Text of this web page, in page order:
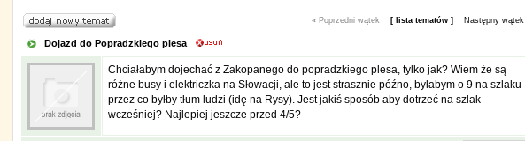
« Poprzedni wątek [ lista tematów ] Następny wątek
Dojazd do Popradzkiego plesa
Chciałabym dojechać z Zakopanego do popradzkiego plesa, tylko jak? Wiem że są
różne busy i elektriczka na Słowacji, ale to jest strasznie późno, byłabym o 9 na szlaku
przez co byłby tłum ludzi (idę na Rysy). Jest jakiś sposób aby dotrzeć na szlak
wcześniej? Najlepiej jeszcze przed 4/5?